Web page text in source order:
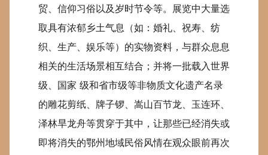
贸、信仰习俗以及岁时节令等。展览中大量选
取具有浓郁乡土气息（如：婚礼、祝寿、纺
织、生产、娱乐等）的实物资料，与群众息息
相关的生活场景相互结合；并将一批载入世界
级、国家 级和省市级等非物质文化遗产名录
的雕花剪纸、牌子锣、嵩山百节龙、玉连环、
泽林旱龙舟等贯穿于其中，让那些已经消失或
即将消失的鄂州地域民俗风情在观众眼前再次